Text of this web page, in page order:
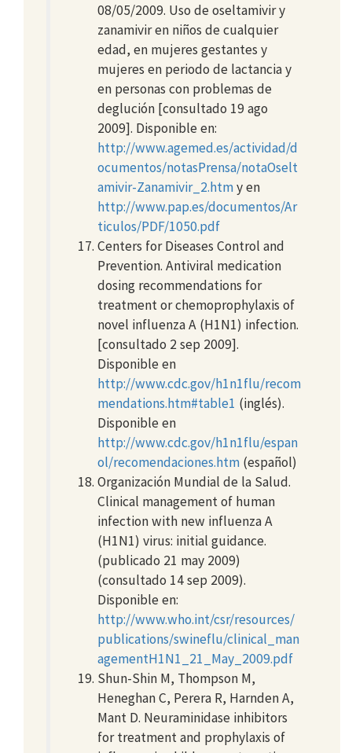
08/05/2009. Uso de oseltamivir y
zanamivir en niños de cualquier
edad, en mujeres gestantes y
mujeres en periodo de lactancia y
en personas con problemas de
deglución [consultado 19 ago
2009]. Disponible en:
http://www.agemed.es/actividad/d
ocumentos/notasPrensa/notaOselt
amivir-Zanamivir_2.htmy en
http://www.pap.es/documentos/Ar
ticulos/PDF/1050.pdf
Centers for Diseases Control and
Prevention. Antiviral medication
dosing recommendations for
treatment or chemoprophylaxis of
novel influenza A (H1N1) infection.
[consultado 2 sep 2009].
Disponible en
http://www.cdc.gov/h1n1flu/recom
mendations.htm#table1 (inglés).
Disponible en
http://www.cdc.gov/h1n1flu/espan
ol/recomendaciones.htm (español)
Organización Mundial de la Salud.
Clinical management of human
infection with new influenza A
(H1N1) virus: initial guidance.
(publicado 21 may 2009)
(consultado 14 sep 2009).
Disponible en:
http://www.who.int/csr/resources/
publications/swineflu/clinical_man
agementH1N1_21_May_2009.pdf
Shun-Shin M, Thompson M,
Heneghan C, Perera R, Harnden A,
Mant D. Neuraminidase inhibitors
for treatment and prophylaxis of